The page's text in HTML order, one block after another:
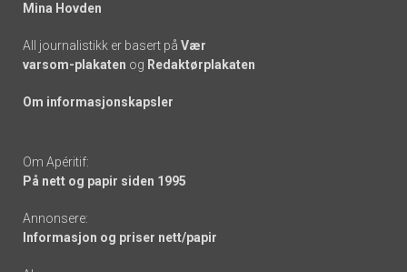
Mina Hovden
All journalistikk er basert på Vær
varsom-plakaten og Redaktørplakaten
Om informasjonskapsler
Om Apéritif:
På nett og papir siden 1995
Annonsere:
Informasjon og priser nett/papir